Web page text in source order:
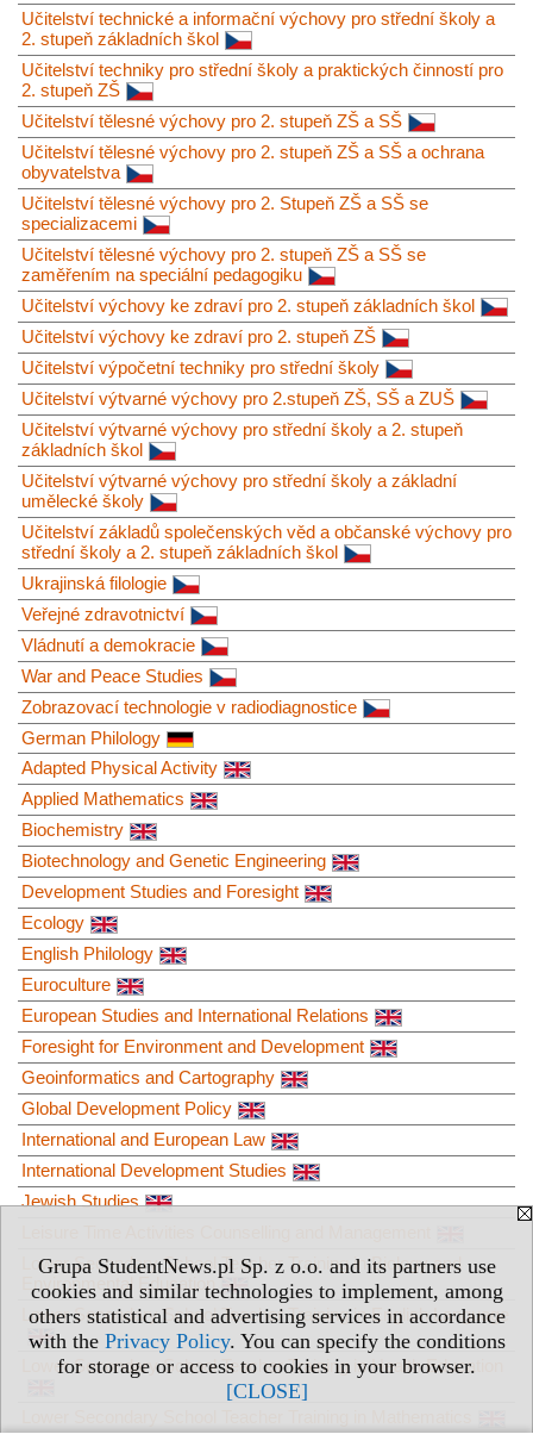
Grupa StudentNews.pl Sp. z o.o. and its partners use
cookies and similar technologies to implement, among
others statistical and advertising services in accordance
with the Privacy Policy. You can specify the conditions
for storage or access to cookies in your browser.
[CLOSE]
Učitelství technické a informační výchovy pro střední školy a
2. stupeň základních škol
Učitelství techniky pro střední školy a praktických činností pro
2. stupeň ZŠ
Učitelství tělesné výchovy pro 2. stupeň ZŠ a SŠ
Učitelství tělesné výchovy pro 2. stupeň ZŠ a SŠ a ochrana
obyvatelstva
Učitelství tělesné výchovy pro 2. Stupeň ZŠ a SŠ se
specializacemi
Učitelství tělesné výchovy pro 2. stupeň ZŠ a SŠ se
zaměřením na speciální pedagogiku
Učitelství výchovy ke zdraví pro 2. stupeň základních škol
Učitelství výchovy ke zdraví pro 2. stupeň ZŠ
Učitelství výpočetní techniky pro střední školy
Učitelství výtvarné výchovy pro 2.stupeň ZŠ, SŠ a ZUŠ
Učitelství výtvarné výchovy pro střední školy a 2. stupeň
základních škol
Učitelství výtvarné výchovy pro střední školy a základní
umělecké školy
Učitelství základů společenských věd a občanské výchovy pro
střední školy a 2. stupeň základních škol
Ukrajinská filologie
Veřejné zdravotnictví
Vládnutí a demokracie
War and Peace Studies
Zobrazovací technologie v radiodiagnostice
German Philology
Adapted Physical Activity
Applied Mathematics
Biochemistry
Biotechnology and Genetic Engineering
Development Studies and Foresight
Ecology
English Philology
Euroculture
European Studies and International Relations
Foresight for Environment and Development
Geoinformatics and Cartography
Global Development Policy
International and European Law
International Development Studies
Jewish Studies
Lower Secondary School Teacher Training in Biology and
Environmental Education
Lower Secondary School Teacher Training in English Language
Lower Secondary School Teacher Training in Health Education